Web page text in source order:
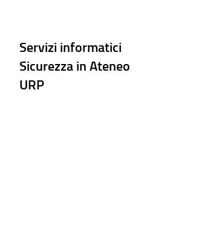
Servizi informatici
Sicurezza in Ateneo
URP